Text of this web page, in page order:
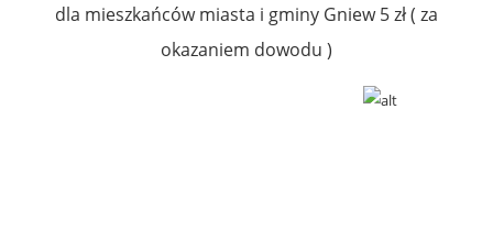
dla mieszkańców miasta i gminy Gniew 5 zł ( za
okazaniem dowodu )